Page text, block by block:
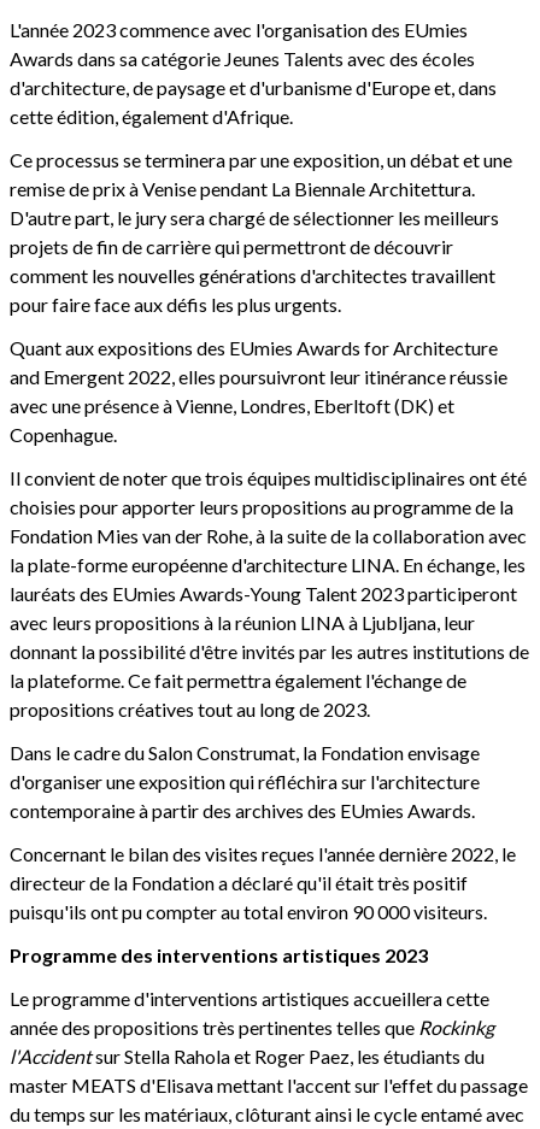
L'année 2023 commence avec l'organisation des EUmies
Awards dans sa catégorie Jeunes Talents avec des écoles
d'architecture, de paysage et d'urbanisme d'Europe et, dans
cette édition, également d'Afrique.
Ce processus se terminera par une exposition, un débat et une
remise de prix à Venise pendant La Biennale Architettura.
D'autre part, le jury sera chargé de sélectionner les meilleurs
projets de fin de carrière qui permettront de découvrir
comment les nouvelles générations d'architectes travaillent
pour faire face aux défis les plus urgents.
Quant aux expositions des EUmies Awards for Architecture
and Emergent 2022, elles poursuivront leur itinérance réussie
avec une présence à Vienne, Londres, Eberltoft (DK) et
Copenhague.
Il convient de noter que trois équipes multidisciplinaires ont été
choisies pour apporter leurs propositions au programme de la
Fondation Mies van der Rohe, à la suite de la collaboration avec
la plate-forme européenne d'architecture LINA. En échange, les
lauréats des EUmies Awards-Young Talent 2023 participeront
avec leurs propositions à la réunion LINA à Ljubljana, leur
donnant la possibilité d'être invités par les autres institutions de
la plateforme. Ce fait permettra également l'échange de
propositions créatives tout au long de 2023.
Dans le cadre du Salon Construmat, la Fondation envisage
d'organiser une exposition qui réfléchira sur l'architecture
contemporaine à partir des archives des EUmies Awards.
Concernant le bilan des visites reçues l'année dernière 2022, le
directeur de la Fondation a déclaré qu'il était très positif
puisqu'ils ont pu compter au total environ 90 000 visiteurs.
Programme des interventions artistiques 2023
Le programme d'interventions artistiques accueillera cette
année des propositions très pertinentes telles que Rockinkg
l'Accidentsur Stella Rahola et Roger Paez, les étudiants du
master MEATS d'Elisava mettant l'accent sur l'effet du passage
du temps sur les matériaux, clôturant ainsi le cycle entamé avec